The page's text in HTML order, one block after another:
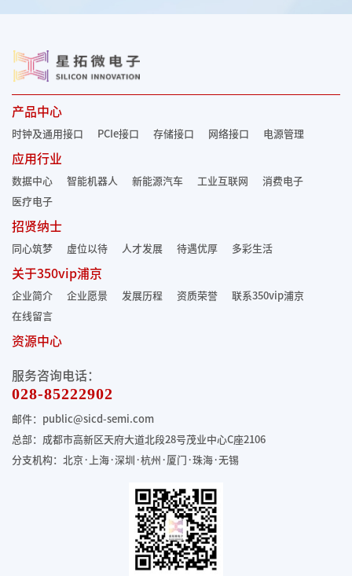
产品中心
时钟及通用接口 PCIe接口 存储接口 网络接口 电源管理
应用行业
数据中心 智能机器人 新能源汽车 工业互联网
消费电子
医疗电子
招贤纳士
同心筑梦 虚位以待 人才发展 待遇优厚 多彩生活
关于350vip浦京
企业简介 企业愿景 发展历程 资质荣誉
联系350vip浦京
在线留言
资源中心
服务咨询电话：
028-85222902
邮件：public@sicd-semi.com
总部：成都市高新区天府大道北段28号茂业中心C座2106
分支机构：北京·上海·深圳·杭州·厦门·珠海·无锡